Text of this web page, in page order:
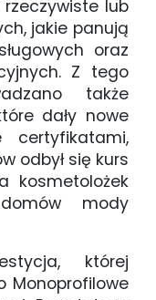
lub
jakie panują
oraz
Z tego
także
dały nowe
certyfikatami,
odbył się kurs
kosmetolożek
mody
której
Monoprofilowe